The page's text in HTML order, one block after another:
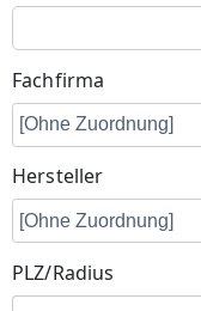
Fachfirma
Hersteller
PLZ/Radius